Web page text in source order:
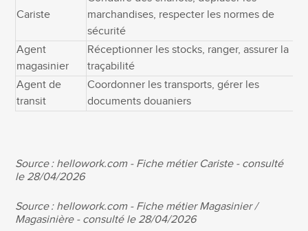
Cariste
marchandises, respecter les normes de
sécurité
Agent
magasinier
Réceptionner les stocks, ranger, assurer la
traçabilité
Agent de
transit
Coordonner les transports, gérer les
documents douaniers
Source : hellowork.com - Fiche métier Cariste - consulté
le 28/04/2026
Source : hellowork.com - Fiche métier Magasinier /
Magasinière - consulté le 28/04/2026